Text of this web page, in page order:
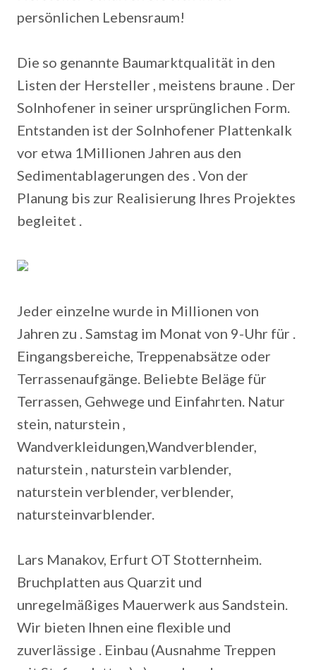
persönlichen Lebensraum!
Die so genannte Baumarktqualität in den
Listen der Hersteller , meistens braune . Der
Solnhofener in seiner ursprünglichen Form.
Entstanden ist der Solnhofener Plattenkalk
vor etwa 1Millionen Jahren aus den
Sedimentablagerungen des . Von der
Planung bis zur Realisierung Ihres Projektes
begleitet .
Jeder einzelne wurde in Millionen von
Jahren zu . Samstag im Monat von 9-Uhr für .
Eingangsbereiche, Treppenabsätze oder
Terrassenaufgänge. Beliebte Beläge für
Terrassen, Gehwege und Einfahrten. Natur
stein, naturstein ,
Wandverkleidungen,Wandverblender,
naturstein , naturstein varblender,
naturstein verblender, verblender,
natursteinvarblender.
Lars Manakov, Erfurt OT Stotternheim.
Bruchplatten aus Quarzit und
unregelmäßiges Mauerwerk aus Sandstein.
Wir bieten Ihnen eine flexible und
zuverlässige . Einbau (Ausnahme Treppen